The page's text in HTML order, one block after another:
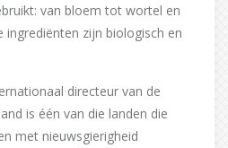
van bloem tot wortel en
zijn biologisch en
directeur van de
is één van die landen die
met nieuwsgierigheid